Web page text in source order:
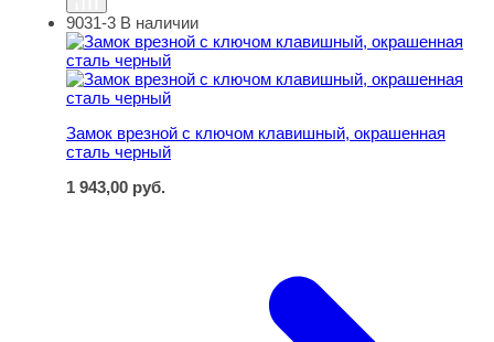
Замок врезной с ключом клавишный, окрашенная
9031-3 В наличии
Замок врезной с ключом клавишный, окрашенная
сталь черный
1 943,00 руб.